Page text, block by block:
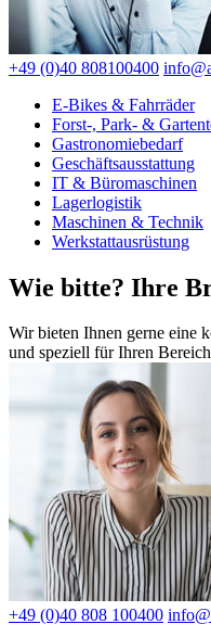
+49 (0)40 808100400
E-Bikes & Fahrräder
Forst-, Park- &
Gastronomiebedarf
Geschäftsausstattung
IT & Büromaschinen
Lagerlogistik
Maschinen & Technik
Werkstattausrüstung
Wie bitte? Ihre
Wir bieten Ihnen gerne eine
und speziell für Ihren
+49 (0)40 808 100400